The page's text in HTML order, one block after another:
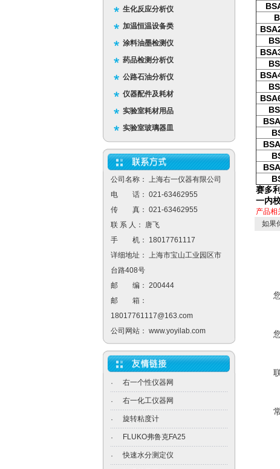
生化反应分析仪
加温恒温设备类
涂料油墨检测仪
药品检测分析仪
公路石油分析仪
仪器配件及耗材
实验室耗材用品
实验室玻璃器皿
公司名称： 上海右一仪器有限公司
电 话： 021-63462955
传 真： 021-63462955
联 系 人： 唐飞
手 机： 18017761117
详细地址： 上海市宝山工业园区市
台路408号
邮 编： 200444
邮 箱：
18017761117@163.com
公司网站： www.yoyilab.com
· 右一个性仪器网
· 右一化工仪器网
· 旋转粘度计
· FLUKO弗鲁克FA25
· 快速水分测定仪
赛多
一内
产品相
如果